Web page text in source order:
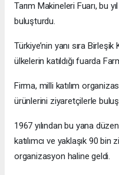
Tarım Makineleri Fuarı, bu
buluşturdu.
Türkiye’nin yanı sıra
ülkelerin katıldığı fuarda
Firma, milli katılım
ürünlerini ziyaretçilerle
1967 yılından bu yana
katılımcı ve yaklaşık 90
organizasyon haline geldi.